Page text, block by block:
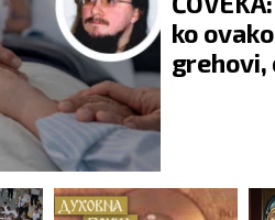
ko
grehovi,